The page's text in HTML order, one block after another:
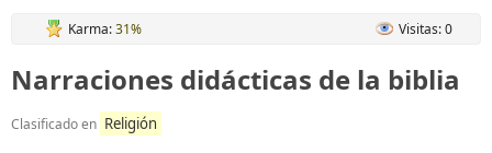
Karma:31% Visitas: 0
Narraciones didácticas de la biblia
Clasificado en Religión